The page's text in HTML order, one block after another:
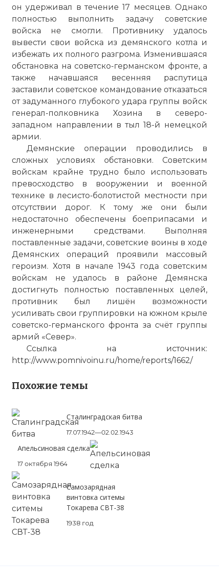
он удерживал в течение 17 месяцев. Однако
полностью выполнить задачу советские
войска не смогли. Противнику удалось
вывести свои войска из демянского котла и
избежать их полного разгрома. Изменившаяся
обстановка на советско-германском фронте, а
также начавшаяся весенняя распутица
заставили советское командование отказаться
от задуманного глубокого удара группы войск
генерал-полковника Хозина в северо-
западном направлении в тыл 18-й немецкой
армии.
Демянские операции проводились в
сложных условиях обстановки. Советским
войскам крайне трудно было использовать
превосходство в вооружении и военной
технике в лесисто-болотистой местности при
отсутствии дорог. К тому же они были
недостаточно обеспечены боеприпасами и
инженерными средствами. Выполняя
поставленные задачи, советские воины в ходе
Демянских операций проявили массовый
героизм. Хотя в начале 1943 года советским
войскам не удалось в районе Демянска
достигнуть полностью поставленных целей,
противник был лишён возможности
усиливать свои группировки на южном крыле
советско-германского фронта за счёт группы
армий «Север».
Ссылка на источник:
http://www.pomnivoinu.ru/home/reports/1662/
Похожие темы
Сталинградская битва
17.07.1942—02.02.1943
Апельсиновая сделка
17 октября 1964
Самозарядная
винтовка ситемы
Токарева СВТ-38
1938 год